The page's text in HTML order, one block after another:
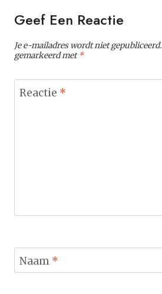
Geef Een Reactie
Je e-mailadres wordt niet gepubliceerd.
gemarkeerd met*
Reactie *
Naam *